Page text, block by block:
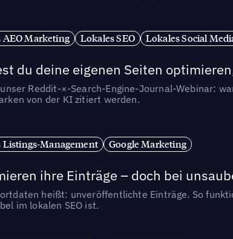
AEO Marketing Lokales SEO Lokales Social
du deine eigenen Seiten
Reddit-×-Search-Engine-Journal-Webinar:
von der KI zitiert werden.
Listings-Management Google Marketing
ihre Einträge – doch bei
heißt: unveröffentlichte Einträge. So
im lokalen SEO ist.